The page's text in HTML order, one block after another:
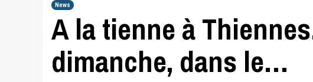
News
A la tienne à
dimanche, dans le…